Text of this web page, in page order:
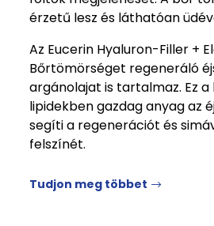
érzetű lesz és láthatóan
Az Eucerin Hyaluron-Filler +
Bőrtömörséget regeneráló
argánolajat is tartalmaz. Ez
lipidekben gazdag anyag az
segíti a regenerációt és
felszínét.
Tudjon meg többet